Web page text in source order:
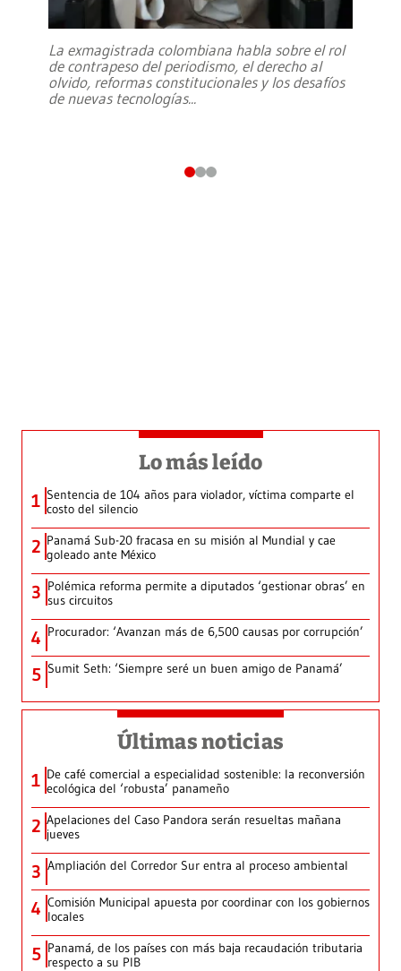
La exmagistrada colombiana habla sobre el rol
de contrapeso del periodismo, el derecho al
olvido, reformas constitucionales y los desafíos
de nuevas tecnologías...
Lo más leído
1 Sentencia de 104 años para violador, víctima comparte el
costo del silencio
2 Panamá Sub-20 fracasa en su misión al Mundial y cae
goleado ante México
3 Polémica reforma permite a diputados ‘gestionar obras’ en
sus circuitos
4 Procurador: ‘Avanzan más de 6,500 causas por corrupción’
5 Sumit Seth: ‘Siempre seré un buen amigo de Panamá’
Últimas noticias
1 De café comercial a especialidad sostenible: la reconversión
ecológica del ‘robusta’ panameño
2 Apelaciones del Caso Pandora serán resueltas mañana
jueves
3 Ampliación del Corredor Sur entra al proceso ambiental
4 Comisión Municipal apuesta por coordinar con los gobiernos
locales
5 Panamá, de los países con más baja recaudación tributaria
respecto a su PIB